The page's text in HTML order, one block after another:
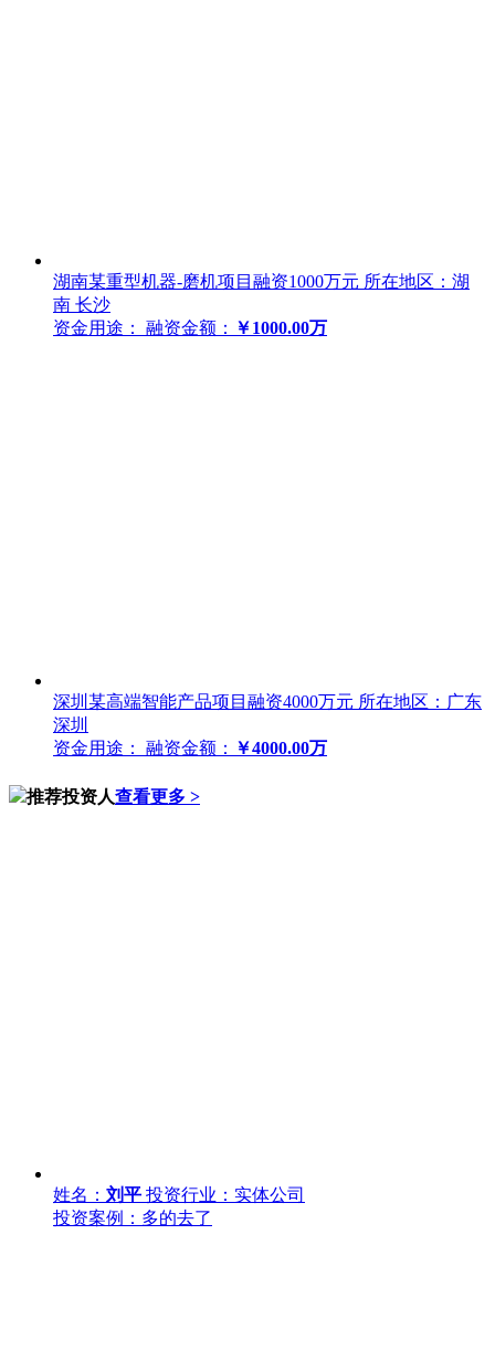
湖南某重型机器-磨机项目融资1000万元 所在地区：湖
南 长沙
资金用途：
融资金额： ￥1000.00万
深圳某高端智能产品项目融资4000万元 所在地区：广东
深圳
资金用途：
融资金额： ￥4000.00万
推荐投资人查看更多 >
姓名： 刘平 投资行业：实体公司
投资案例：多的去了